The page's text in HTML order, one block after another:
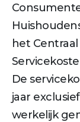
het
De
jaar
werkelijk